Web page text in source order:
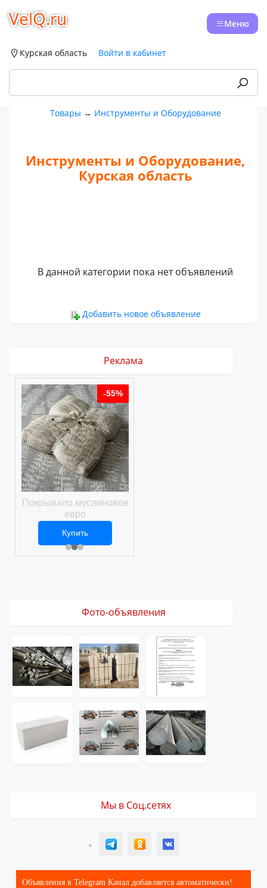
VelQ.ru Меню
Курская область Войти в кабинет
Товары → Инструменты и Оборудование
Инструменты и Оборудование,
Курская область
В данной категории пока нет объявлений
Добавить новое объявление
Реклама
-55%
Покрывало муслиновое
евро
2 469 ₽
Купить
Фото-объявления
Мы в Соц.сетях
T ОК ВК
Объявления в Telegram Канал добавляется автоматически!